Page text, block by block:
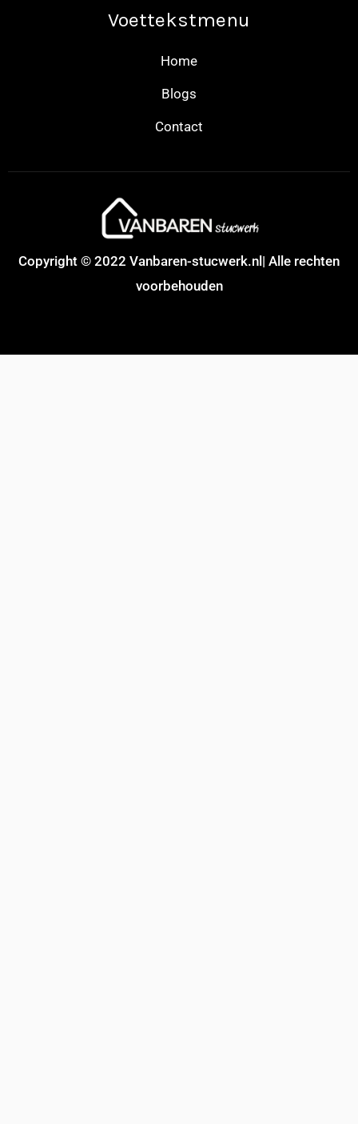
Voettekstmenu
Home
Blogs
Contact
Copyright © 2022 Vanbaren-stucwerk.nl| Alle rechten
voorbehouden